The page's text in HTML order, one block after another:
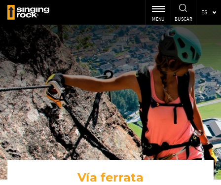
ES
MENU BUSCAR
Vía ferrata